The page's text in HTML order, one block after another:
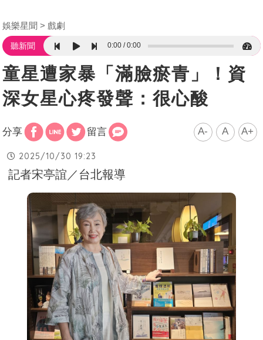
娛樂星聞 戲劇
聽新聞 0:00 0:00
童星遭家暴「滿臉瘀青」！資
深女星心疼發聲：很心酸
分享 留言 A- A A+
2025/10/30 19:23
記者宋亭誼／台北報導